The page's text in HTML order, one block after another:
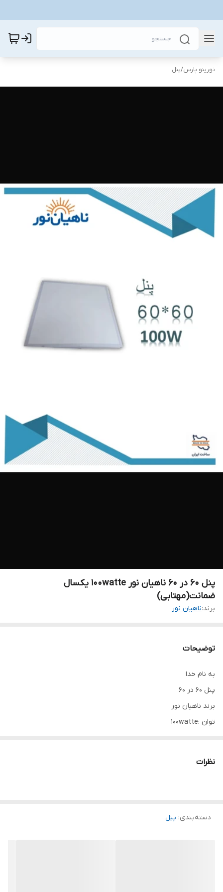
نورینو پارس/پنل
پنل ۶۰ در ۶۰ ناهیان نور ۱۰۰watte یکسال
ضمانت(مهتابی)
برند:ناهیان نور
توضیحات
به نام خدا
پنل ۶۰ در ۶۰
برند ناهیان نور
توان :100watte
نظرات
دسته‌بندی: پنل